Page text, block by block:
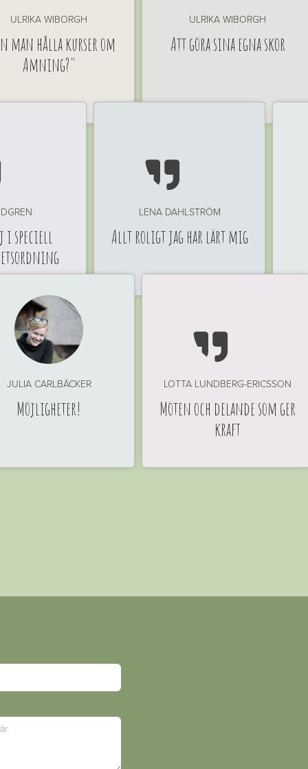
ULRIKA WIBORGH
man hålla kurser om
Amning?"
ULRIKA WIBORGH
Att göra sina egna skor
speciell

LENA DAHLSTRÖM
Allt roligt jag har lärt mig
JULIA CARLBÄCKER
Möjligheter!

LOTTA LUNDBERG-ERICSSON
Möten och delande som ger
kraft